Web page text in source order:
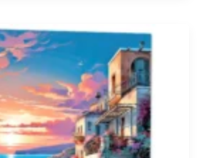
a
plusieurs
variations.
Les
options
peuvent
être